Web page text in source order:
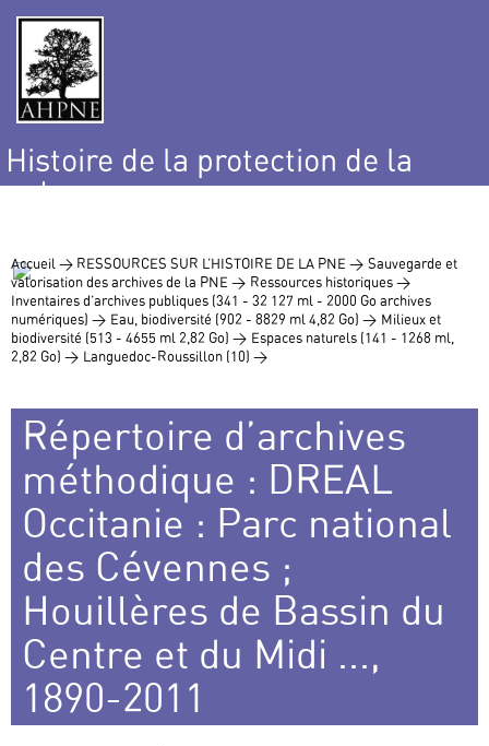
Histoire de la protection de la
nature
Accueil > RESSOURCES SUR L’HISTOIRE DE LA PNE > Sauvegarde et
valorisation des archives de la PNE > Ressources historiques >
Inventaires d’archives publiques (341 - 32 127 ml - 2000 Go archives
numériques) > Eau, biodiversité (902 - 8829 ml 4,82 Go) > Milieux et
biodiversité (513 - 4655 ml 2,82 Go) > Espaces naturels (141 - 1268 ml,
2,82 Go) > Languedoc-Roussillon (10) >
Répertoire d’archives
méthodique : DREAL
Occitanie : Parc national
des Cévennes ;
Houillères de Bassin du
Centre et du Midi ...,
1890-2011